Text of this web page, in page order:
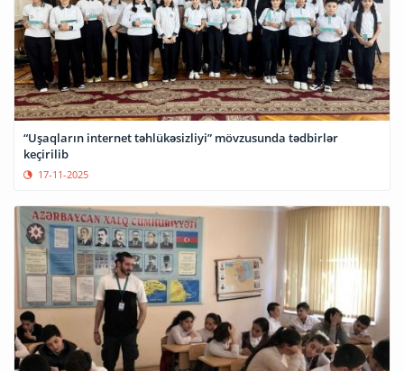
“Uşaqların internet təhlükəsizliyi” mövzusunda tədbirlər
keçirilib
17-11-2025